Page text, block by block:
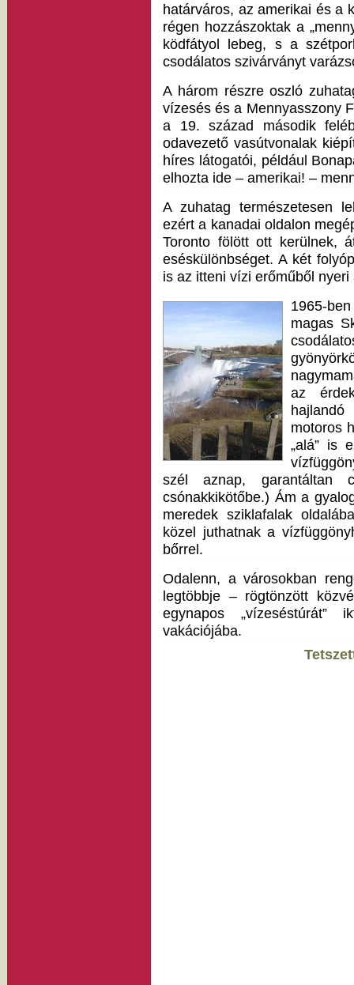
határváros, az amerikai és a
régen hozzászoktak a
ködfátyol lebeg, s a
csodálatos szivárványt
A három részre oszló
vízesés és a Mennyasszony
a 19. század második
odavezető vasútvonalak
híres látogatói, például
elhozta ide – amerikai! –
A zuhatag természetesen
ezért a kanadai oldalon
Toronto fölött ott kerülnek,
eséskülönbséget. A két
is az itteni vízi erőműből
1965-
magas
az
motoros
„alá” is
szél aznap, garantáltan
csónakkikötőbe.) Ám a
meredek sziklafalak
közel juthatnak a
bőrrel.
Odalenn, a városokban
legtöbbje – rögtönzött
egynapos
vakációjába.